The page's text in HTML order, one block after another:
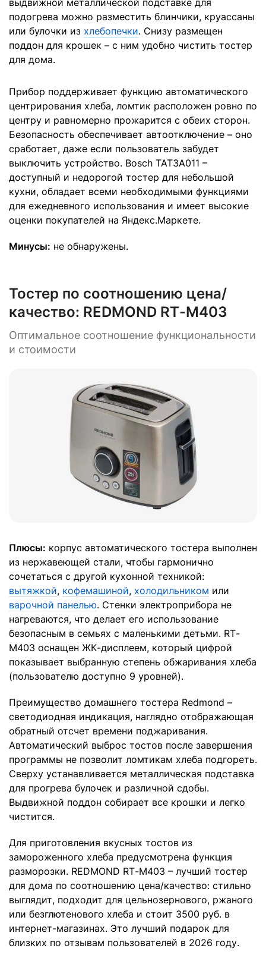
выдвижной металлической подставке для
подогрева можно разместить блинчики, круассаны
или булочки из хлебопечки. Снизу размещен
поддон для крошек – с ним удобно чистить тостер
для дома.
Прибор поддерживает функцию автоматического
центрирования хлеба, ломтик расположен ровно по
центру и равномерно прожарится с обеих сторон.
Безопасность обеспечивает автоотключение – оно
сработает, даже если пользователь забудет
выключить устройство. Bosch TAT3A011 –
доступный и недорогой тостер для небольшой
кухни, обладает всеми необходимыми функциями
для ежедневного использования и имеет высокие
оценки покупателей на Яндекс.Маркете.
Минусы: не обнаружены.
Тостер по соотношению цена/
качество: REDMOND RТ-M403
Оптимальное соотношение функциональности
и стоимости
Плюсы: корпус автоматического тостера выполнен
из нержавеющей стали, чтобы гармонично
сочетаться с другой кухонной техникой:
вытяжкой, кофемашиной, холодильником или
варочной панелью. Стенки электроприбора не
нагреваются, что делает его использование
безопасным в семьях с маленькими детьми. RТ-
M403 оснащен ЖК-дисплеем, который цифрой
показывает выбранную степень обжаривания хлеба
(пользователю доступно 9 уровней).
Преимущество домашнего тостера Redmond –
светодиодная индикация, наглядно отображающая
обратный отсчет времени поджаривания.
Автоматический выброс тостов после завершения
программы не позволит ломтикам хлеба подгореть.
Сверху устанавливается металлическая подставка
для прогрева булочек и различной сдобы.
Выдвижной поддон собирает все крошки и легко
чистится.
Для приготовления вкусных тостов из
замороженного хлеба предусмотрена функция
разморозки. REDMOND RТ-M403 – лучший тостер
для дома по соотношению цена/качество: стильно
выглядит, подходит для цельнозернового, ржаного
или безглютенового хлеба и стоит 3500 руб. в
интернет-магазинах. Это лучший подарок для
близких по отзывам пользователей в 2026 году.